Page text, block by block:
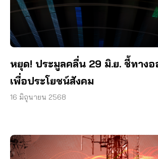
หยุด! ประมูลคลื่น 29 มิ.ย. ชี้ทางอ
เพื่อประโยชน์สังคม
16 มิถุนายน 2568